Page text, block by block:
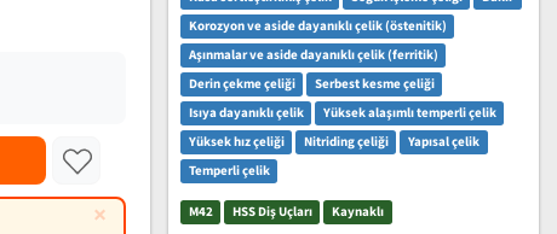
×
Korozyon ve aside dayanıklı çelik (östenitik)
Aşınmalar ve aside dayanıklı çelik (ferritik)
Derin çekme çeliği
Serbest kesme çeliği
Isıya dayanıklı çelik
Yüksek alaşımlı temperli çelik
Yüksek hız çeliği
Nitriding çeliği
Yapısal çelik
Temperli çelik
M42 HSS Diş Uçları Kaynaklı